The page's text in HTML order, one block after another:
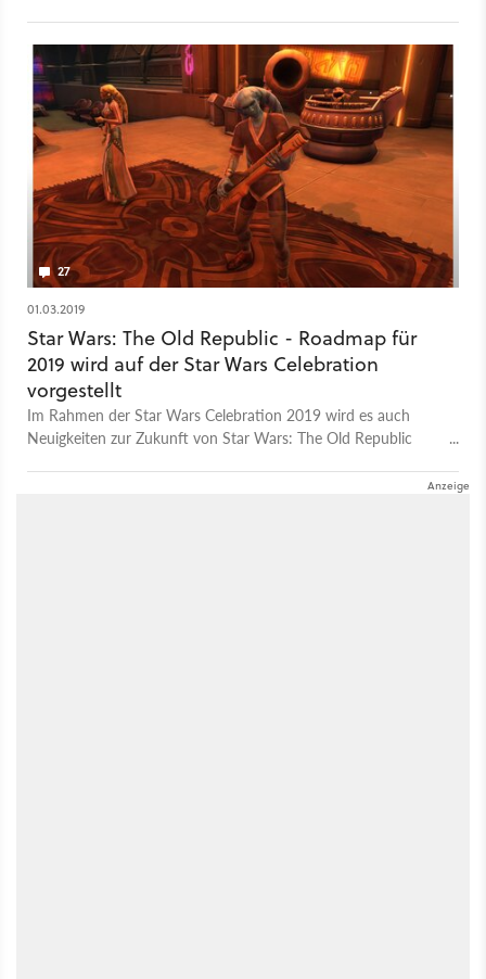
27
01.03.2019
Star Wars: The Old Republic - Roadmap für
2019 wird auf der Star Wars Celebration
vorgestellt
Im Rahmen der Star Wars Celebration 2019 wird es auch
Neuigkeiten zur Zukunft von Star Wars: The Old Republic